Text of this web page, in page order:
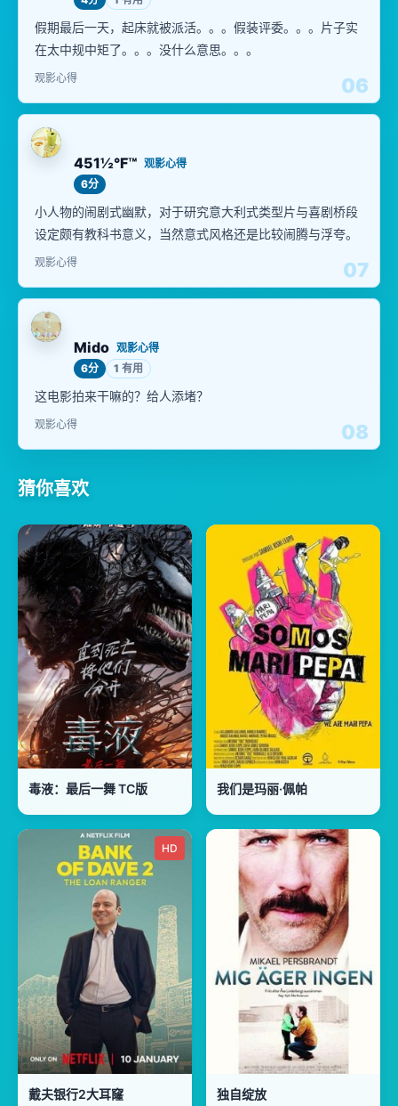
06
假期最后一天，起床就被派活。。。假装评委。。。片子实
在太中规中矩了。。。没什么意思。。。
观影心得
07
451½°F™ 观影心得
6分
小人物的闹剧式幽默，对于研究意大利式类型片与喜剧桥段
设定颇有教科书意义，当然意式风格还是比较闹腾与浮夸。
观影心得
08
Mido 观影心得
6分
1 有用
这电影拍来干嘛的？给人添堵？
观影心得
猜你喜欢
毒液：最后一舞 TC版 我们是玛丽·佩帕
HD
戴夫银行2大耳窿 独自绽放